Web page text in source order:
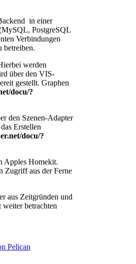
in einer
PostgreSQL
Verbindungen
betreiben.
werden
über den VIS-
gestellt. Graphen
docu/?
den Szenen-Adapter
Erstellen
docu/?
Apples Homekit.
Zugriff aus der Ferne
aus Zeitgründen und
betrachten
Pelican